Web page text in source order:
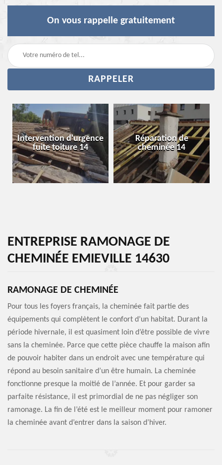
On vous rappelle gratuitement
Intervention d'urgence
fuite toiture 14
Réparation de
cheminée 14
ENTREPRISE RAMONAGE DE
CHEMINÉE EMIEVILLE 14630
RAMONAGE DE CHEMINÉE
Pour tous les foyers français, la cheminée fait partie des
équipements qui complètent le confort d’un habitat. Durant la
période hivernale, il est quasiment loin d’être possible de vivre
sans la cheminée. Parce que cette pièce chauffe la maison afin
de pouvoir habiter dans un endroit avec une température qui
répond au besoin sanitaire d’un être humain. La cheminée
fonctionne presque la moitié de l’année. Et pour garder sa
parfaite résistance, il est primordial de ne pas négliger son
ramonage. La fin de l’été est le meilleur moment pour ramoner
la cheminée avant d’entrer dans la saison d’hiver.